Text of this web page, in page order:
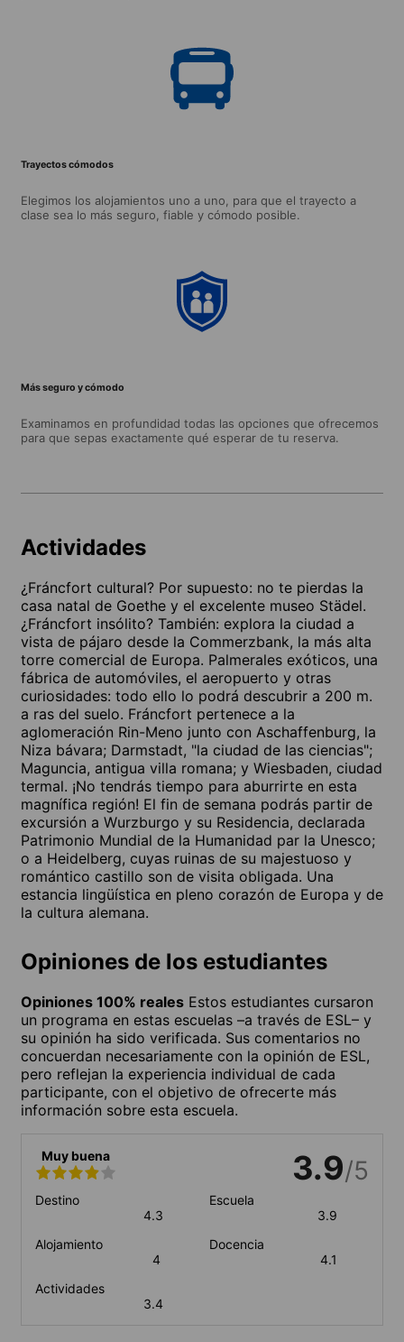
Trayectos cómodos
Elegimos los alojamientos uno a uno, para que el trayecto a
clase sea lo más seguro, fiable y cómodo posible.
Más seguro y cómodo
Examinamos en profundidad todas las opciones que ofrecemos
para que sepas exactamente qué esperar de tu reserva.
Actividades
¿Fráncfort cultural? Por supuesto: no te pierdas la
casa natal de Goethe y el excelente museo Städel.
¿Fráncfort insólito? También: explora la ciudad a
vista de pájaro desde la Commerzbank, la más alta
torre comercial de Europa. Palmerales exóticos, una
fábrica de automóviles, el aeropuerto y otras
curiosidades: todo ello lo podrá descubrir a 200 m.
a ras del suelo. Fráncfort pertenece a la
aglomeración Rin-Meno junto con Aschaffenburg, la
Niza bávara; Darmstadt, "la ciudad de las ciencias";
Maguncia, antigua villa romana; y Wiesbaden, ciudad
termal. ¡No tendrás tiempo para aburrirte en esta
magnífica región! El fin de semana podrás partir de
excursión a Wurzburgo y su Residencia, declarada
Patrimonio Mundial de la Humanidad par la Unesco;
o a Heidelberg, cuyas ruinas de su majestuoso y
romántico castillo son de visita obligada. Una
estancia lingüística en pleno corazón de Europa y de
la cultura alemana.
Opiniones de los estudiantes
Opiniones 100% reales Estos estudiantes cursaron
un programa en estas escuelas –a través de ESL– y
su opinión ha sido verificada. Sus comentarios no
concuerdan necesariamente con la opinión de ESL,
pero reflejan la experiencia individual de cada
participante, con el objetivo de ofrecerte más
información sobre esta escuela.
Muy buena 3.9/5
Destino
4.3
Escuela
3.9
Alojamiento
4
Docencia
4.1
Actividades
3.4